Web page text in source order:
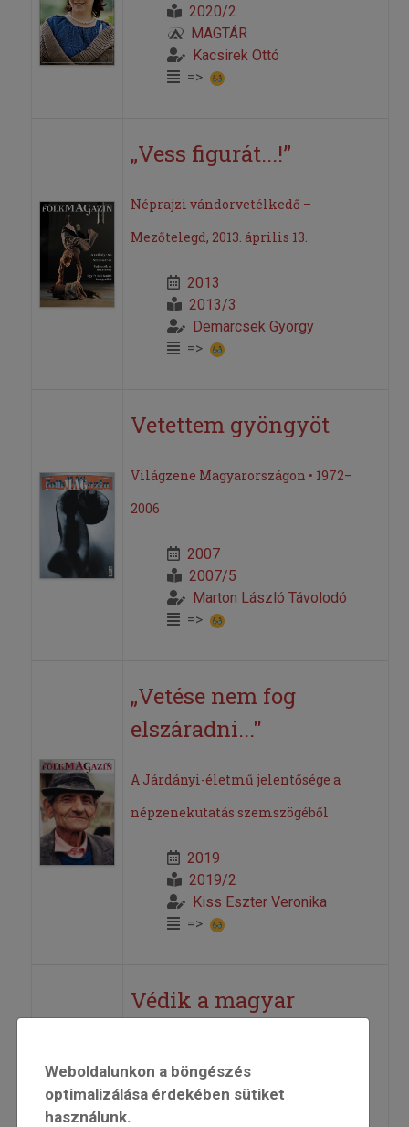
2020/2
MAGTÁR
Kacsirek Ottó
=>
„Vess figurát...!”
Néprajzi vándorvetélkedő –
Mezőtelegd, 2013. április 13.
2013
2013/3
Demarcsek György
=>
Vetettem gyöngyöt
Világzene Magyarországon • 1972–
2006
2007
2007/5
Marton László Távolodó
=>
„Vetése nem fog
elszáradni..."
A Járdányi-életmű jelentősége a
népzenekutatás szemszögéből
2019
2019/2
Kiss Eszter Veronika
=>
Védik a magyar
2013
2013/6
Weboldalunkon a böngészés
optimalizálása érdekében sütiket
használunk.